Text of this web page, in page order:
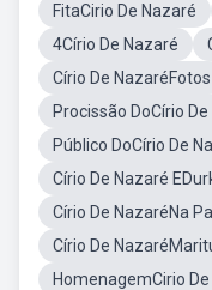
FitaCirio De Nazaré
4Círio De Nazaré
Círio De NazaréFotos
Procissão DoCírio
Público DoCírio De
Círio De Nazaré
Círio De NazaréNa
Círio De
HomenagemCirio